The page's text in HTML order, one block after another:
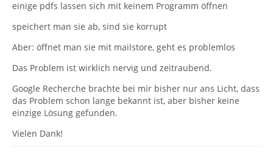
einige pdfs lassen sich mit keinem Programm öffnen
speichert man sie ab, sind sie korrupt
Aber: öffnet man sie mit mailstore, geht es problemlos
Das Problem ist wirklich nervig und zeitraubend.
Google Recherche brachte bei mir bisher nur ans Licht, dass
das Problem schon lange bekannt ist, aber bisher keine
einzige Lösung gefunden.
Vielen Dank!